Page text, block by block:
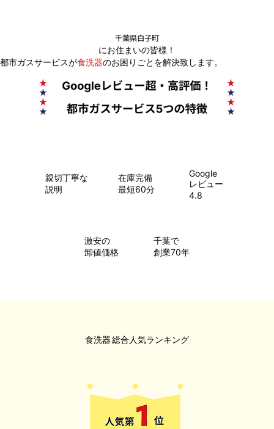
にお住まいの皆様！
千葉県白子町
都市ガスサービスが食洗器のお困りごとを解決致します。
親切丁寧な
説明
在庫完備
最短60分
Google
レビュー
4.8
​激安の
卸値価格
千葉で
創業70年
総合人気ランキング
食洗器